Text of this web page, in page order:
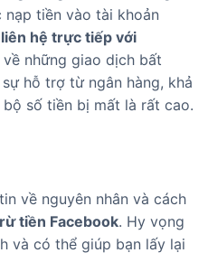
tiền vào tài khoản
liên hệ trực tiếp với
những giao dịch bất
hỗ trợ từ ngân hàng, khả
số tiền bị mất là rất cao.
về nguyên nhân và cách
tiền Facebook. Hy vọng
và có thể giúp bạn lấy lại